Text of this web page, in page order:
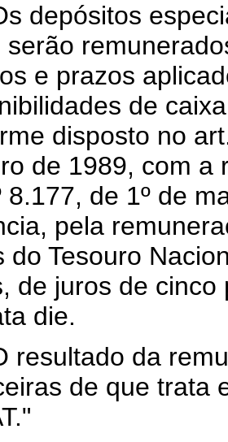
depósitos
serão
e prazos
de
disposto no
de 1989, com a
8.177, de 1º de
pela
do Tesouro
de juros de
die.
resultado da
de que trata